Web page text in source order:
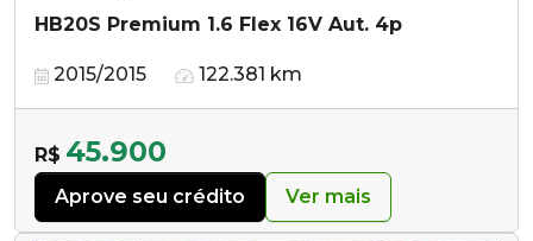
HB20S Premium 1.6 Flex 16V Aut. 4p
2015/2015 122.381 km
R$ 45.900
Aprove seu crédito Ver mais